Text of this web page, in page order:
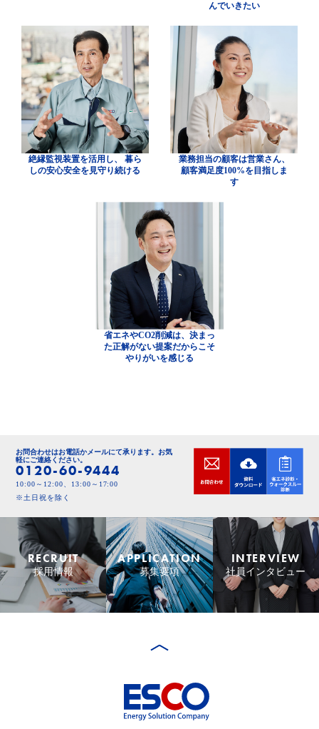
んでいきたい
絶縁監視装置を活用し、
暮ら
しの安心安全を見守り続ける
業務担当の顧客は営業さん、
顧客満足度100%を目指しま
す
省エネやCO2削減は、決まっ
た正解がない提案だからこそ
やりがいを感じる
お問合わせはお電話かメールにて承ります。 お気
軽にご連絡ください。
0120-60-9444
10:00～12:00、13:00～17:00
※土日祝を除く
RECRUIT
採用情報
APPLICATION
募集要項
INTERVIEW
社員インタビュー